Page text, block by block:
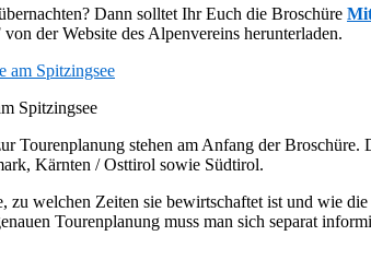
Dann solltet Ihr Euch die Broschüre
der Website des Alpenvereins herunterladen.
Spitzingsee
stehen am Anfang der
Kärnten / Osttirol sowie Südtirol.
welchen Zeiten sie bewirtschaftet ist und wie
Tourenplanung muss man sich separat